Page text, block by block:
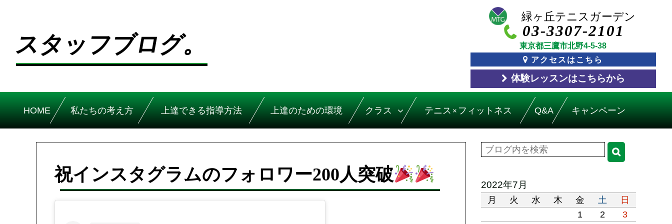
スタッフブログ。
03-3307-2101
東京都三鷹市北野4-5-38
アクセスはこちら
体験レッスンはこちらから
HOME 私たちの考え方 上達できる指導方法 上達のための環境 クラス テニス × フィットネス Q&A キャンペーン
祝インスタグラムのフォロワー200人突破 2022年7月
月 火 水 木 金 土
日
1
2
3